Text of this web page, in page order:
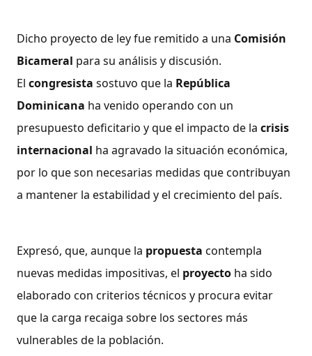
Dicho proyecto de ley fue remitido a una Comisión
Bicameral para su análisis y discusión.
El congresista sostuvo que la República
Dominicana ha venido operando con un
presupuesto deficitario y que el impacto de la crisis
internacional ha agravado la situación económica,
por lo que son necesarias medidas que contribuyan
a mantener la estabilidad y el crecimiento del país.
Expresó, que, aunque la propuesta contempla
nuevas medidas impositivas, el proyecto ha sido
elaborado con criterios técnicos y procura evitar
que la carga recaiga sobre los sectores más
vulnerables de la población.